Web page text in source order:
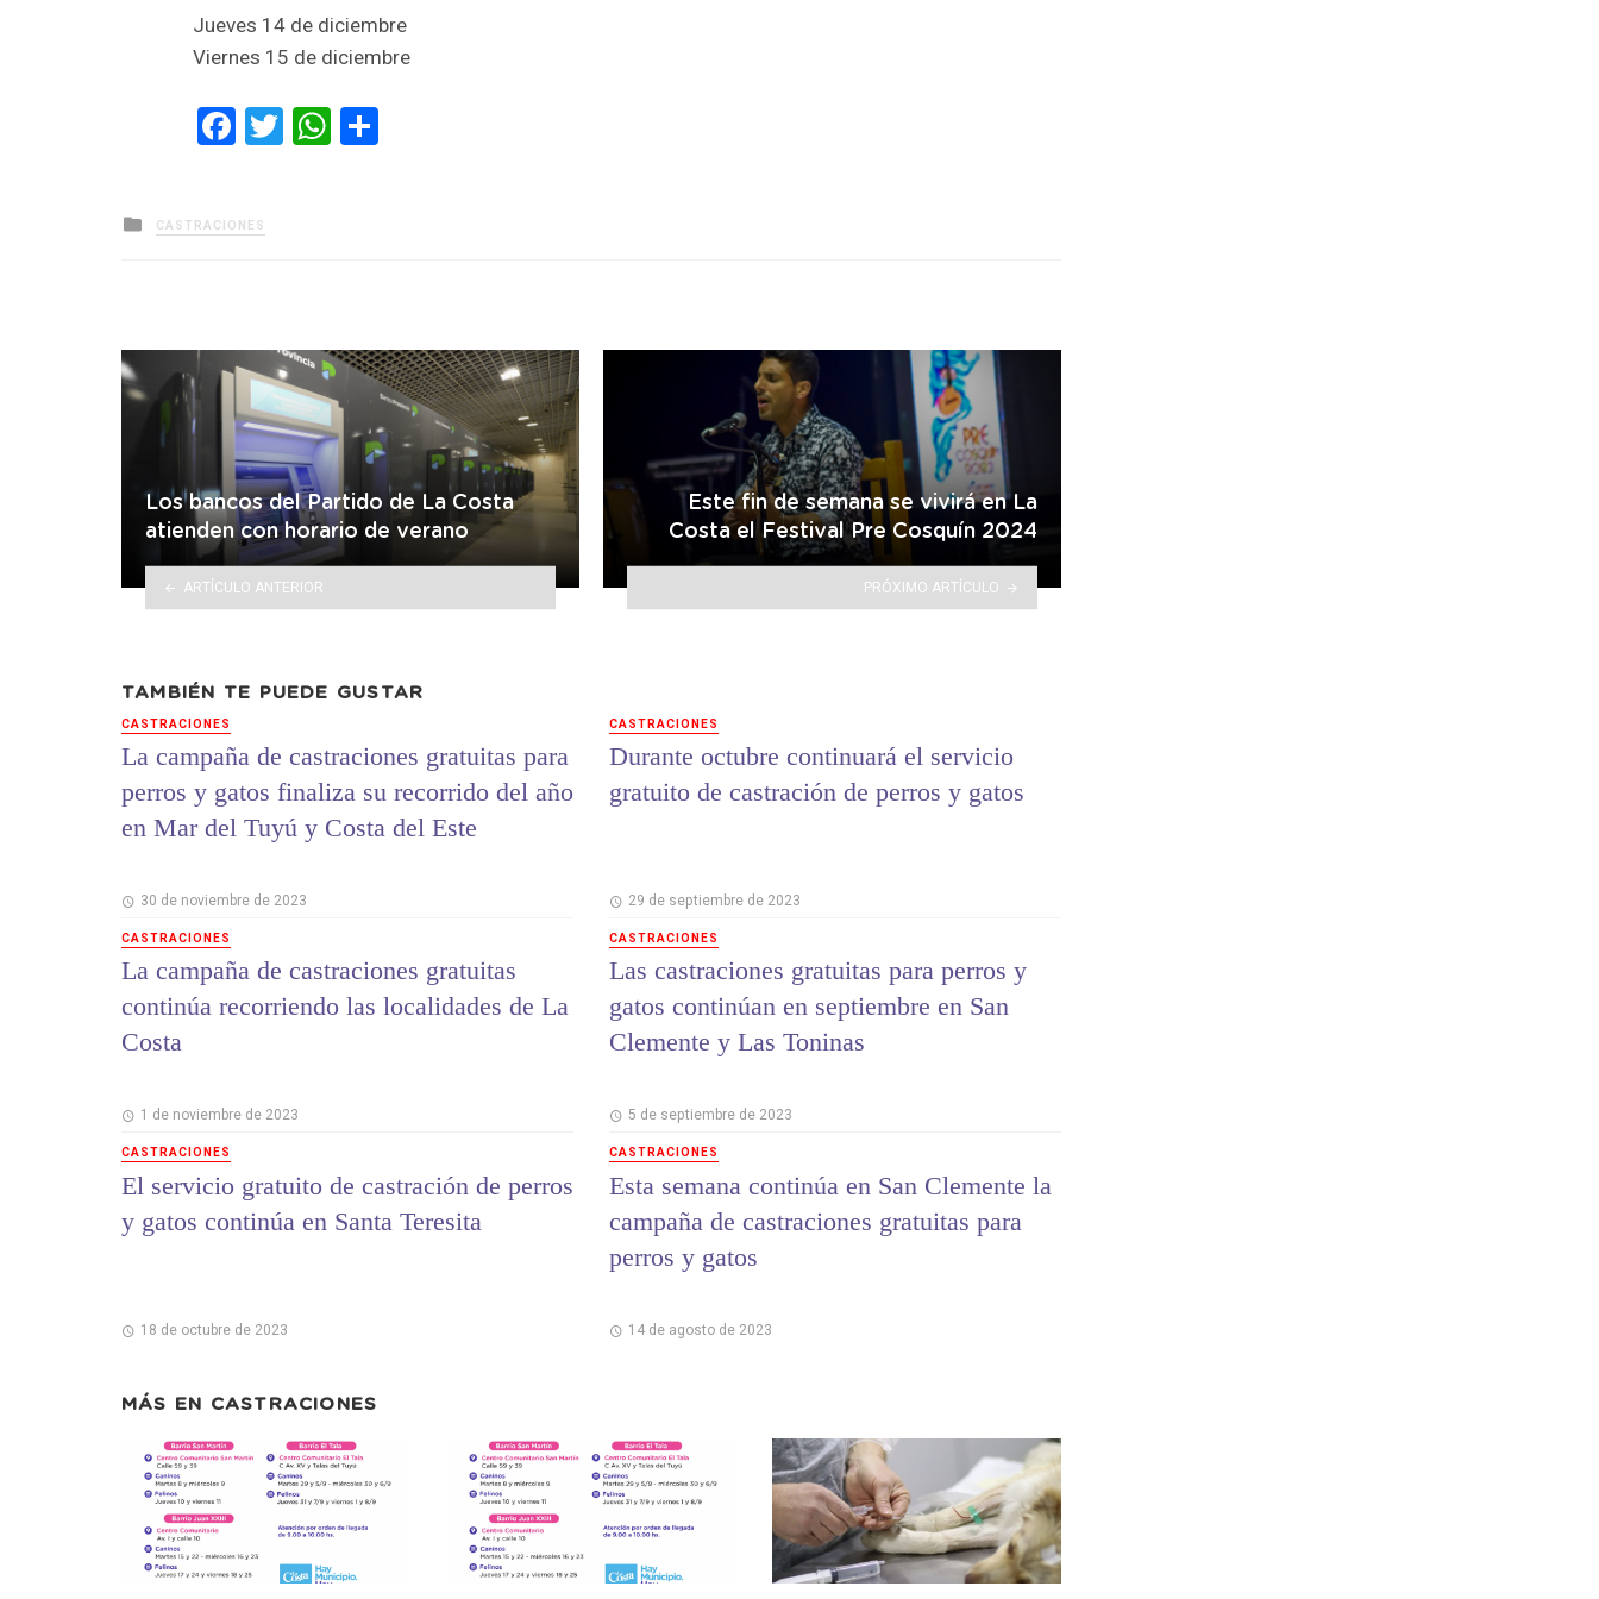
Jueves 14 de diciembre
Viernes 15 de diciembre
Facebook
TwitterWhatsApp
Posted
in
CASTRACIONES
Los bancos del Partido de La Costa
atienden con horario de verano
ARTÍCULO ANTERIOR
Este fin de semana se vivirá en La
Costa el Festival Pre Cosquín 2024
PRÓXIMO ARTÍCULO
TAMBIÉN TE PUEDE GUSTAR
CASTRACIONES
La campaña de castraciones gratuitas para
perros y gatos finaliza su recorrido del año
en Mar del Tuyú y Costa del Este
30 de noviembre de 2023
CASTRACIONES
La campaña de castraciones gratuitas
continúa recorriendo las localidades de La
Costa
1 de noviembre de 2023
CASTRACIONES
El servicio gratuito de castración de perros
y gatos continúa en Santa Teresita
18 de octubre de 2023
CASTRACIONES
Durante octubre continuará el servicio
gratuito de castración de perros y gatos
29 de septiembre de 2023
CASTRACIONES
Las castraciones gratuitas para perros y
gatos continúan en septiembre en San
Clemente y Las Toninas
5 de septiembre de 2023
CASTRACIONES
Esta semana continúa en San Clemente la
campaña de castraciones gratuitas para
perros y gatos
14 de agosto de 2023
MÁS EN CASTRACIONES